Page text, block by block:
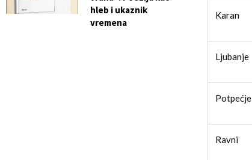
Karan
Ljubanje
Potpećje
Ravni
hleb i ukaznik
vremena